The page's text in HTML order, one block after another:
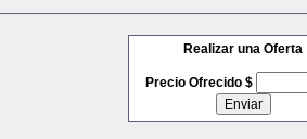
Realizar una Oferta
Precio Ofrecido $